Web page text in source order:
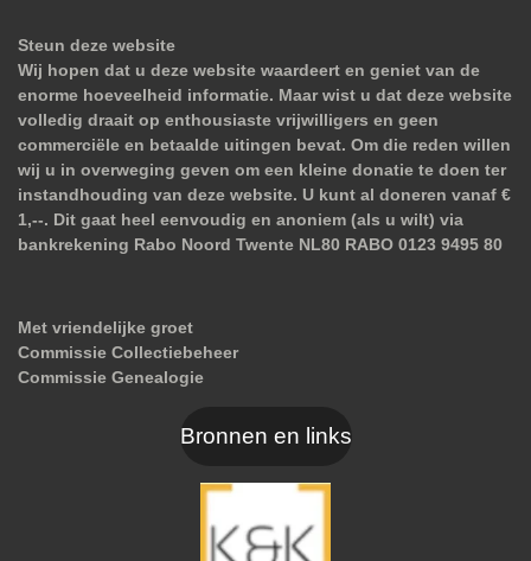
Steun deze website
Wij hopen dat u deze website waardeert en geniet van de
enorme hoeveelheid informatie. Maar wist u dat deze website
volledig draait op enthousiaste vrijwilligers en geen
commerciële en betaalde uitingen bevat. Om die reden willen
wij u in overweging geven om een kleine donatie te doen ter
instandhouding van deze website. U kunt al doneren vanaf €
1,--. Dit gaat heel eenvoudig en anoniem (als u wilt) via
bankrekening Rabo Noord Twente NL80 RABO 0123 9495 80
Met vriendelijke groet
Commissie Collectiebeheer
Commissie Genealogie
Bronnen en links